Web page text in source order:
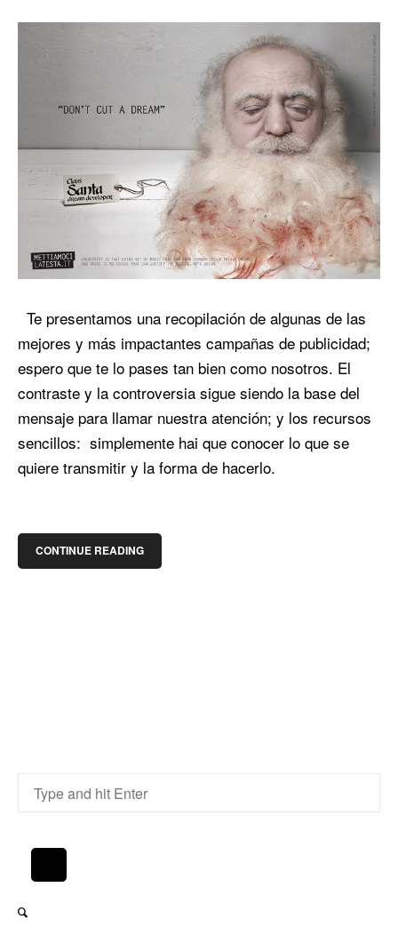
Te presentamos una recopilación de algunas de las
mejores y más impactantes campañas de publicidad;
espero que te lo pases tan bien como nosotros. El
contraste y la controversia sigue siendo la base del
mensaje para llamar nuestra atención; y los recursos
sencillos: simplemente hai que conocer lo que se
quiere transmitir y la forma de hacerlo.
CONTINUE READING